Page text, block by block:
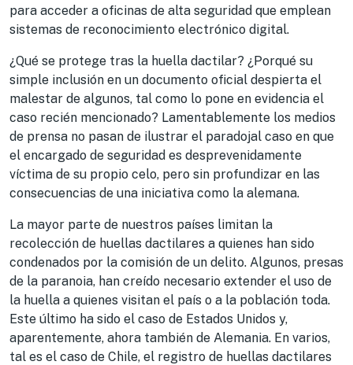
para acceder a oficinas de alta seguridad que emplean
sistemas de reconocimiento electrónico digital.
¿Qué se protege tras la huella dactilar? ¿Porqué su
simple inclusión en un documento oficial despierta el
malestar de algunos, tal como lo pone en evidencia el
caso recién mencionado? Lamentablemente los medios
de prensa no pasan de ilustrar el paradojal caso en que
el encargado de seguridad es desprevenidamente
víctima de su propio celo, pero sin profundizar en las
consecuencias de una iniciativa como la alemana.
La mayor parte de nuestros países limitan la
recolección de huellas dactilares a quienes han sido
condenados por la comisión de un delito. Algunos, presas
de la paranoia, han creído necesario extender el uso de
la huella a quienes visitan el país o a la población toda.
Este último ha sido el caso de Estados Unidos y,
aparentemente, ahora también de Alemania. En varios,
tal es el caso de Chile, el registro de huellas dactilares